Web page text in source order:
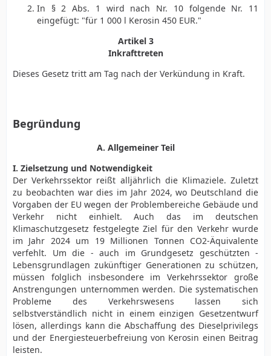
In § 2 Abs. 1 wird nach Nr. 10 folgende Nr. 11
eingefügt: "für 1 000 l Kerosin 450 EUR."
Artikel 3
Inkrafttreten
Dieses Gesetz tritt am Tag nach der Verkündung in Kraft.
Begründung
A. Allgemeiner Teil
I. Zielsetzung und Notwendigkeit
Der Verkehrssektor reißt alljährlich die Klimaziele. Zuletzt
zu beobachten war dies im Jahr 2024, wo Deutschland die
Vorgaben der EU wegen der Problembereiche Gebäude und
Verkehr nicht einhielt. Auch das im deutschen
Klimaschutzgesetz festgelegte Ziel für den Verkehr wurde
im Jahr 2024 um 19 Millionen Tonnen CO2-Äquivalente
verfehlt. Um die - auch im Grundgesetz geschützten -
Lebensgrundlagen zukünftiger Generationen zu schützen,
müssen folglich insbesondere im Verkehrssektor große
Anstrengungen unternommen werden. Die systematischen
Probleme des Verkehrswesens lassen sich
selbstverständlich nicht in einem einzigen Gesetzentwurf
lösen, allerdings kann die Abschaffung des Dieselprivilegs
und der Energiesteuerbefreiung von Kerosin einen Beitrag
leisten.